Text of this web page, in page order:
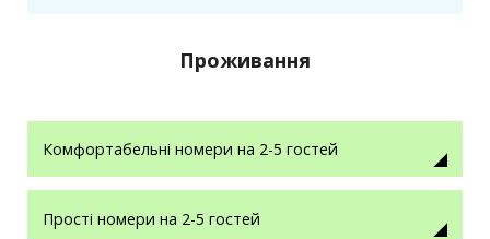
Проживання
Комфортабельні номери на 2-5 гостей
Прості номери на 2-5 гостей